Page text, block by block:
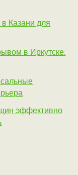
Казани для
в Иркутске:
эффективно